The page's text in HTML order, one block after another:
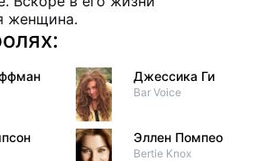
женщина.
Джессика Ги
Bar Voice
Эллен Помпео
Bertie Knox